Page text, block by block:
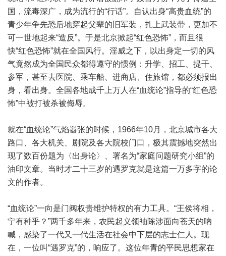
国，流毒深广，成为流行的“行话”。自认出身“高贵血统”的
青少年争先恐后地穿起父辈的旧军装，扎上武装带，更加不
可一世地起来“造反”。于是北京掀起“红色恐怖”，而且很
快“红色恐怖”就在全国风行。淫威之下，以出身定一切的风
气竟然成为全国民众都得遵守的惯例：升学、招工、提干、
参军，甚至去医院、乘车船、进商店、住旅馆，都必须报出
身，看出身。全国各地成千上万人在“血统论”指导的“红色恐
怖”中被打被杀被侮辱。
就在“血统论”气焰嚣张的时候，1966年10月，北京城市各大
路口、各大机关、剧院及各大院校门口，极其震撼地突然出
现了数百份题为〈出身论〉、署名为“家庭问题研究小组”的
油印文章。当时才二十三岁的遇罗克就是这篇一万多字的论
文的作者。
“血统论”一向是门阀权贵维护特权的有力工具。“王侯将相，
宁有种乎？”两千多年来，农民起义领袖陈涉面向苍天的吶
喊，感染了一代又一代生活在社会中下层的志士仁人。现
在，一位叫“遇罗克”的，响应了。这位年青的平民思想家在